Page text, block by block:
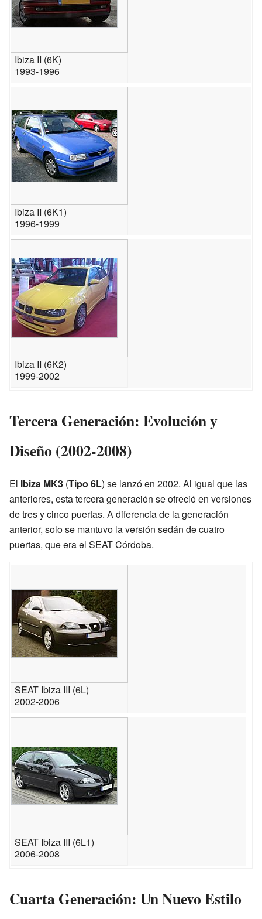
Ibiza II (6K)
1993-1996
Ibiza II (6K1)
1996-1999
Ibiza II (6K2)
1999-2002
Tercera Generación: Evolución y
Diseño (2002-2008)
El Ibiza MK3 (Tipo 6L) se lanzó en 2002. Al igual que las
anteriores, esta tercera generación se ofreció en versiones
de tres y cinco puertas. A diferencia de la generación
anterior, solo se mantuvo la versión sedán de cuatro
puertas, que era el SEAT Córdoba.
SEAT Ibiza III (6L)
2002-2006
SEAT Ibiza III (6L1)
2006-2008
Cuarta Generación: Un Nuevo Estilo